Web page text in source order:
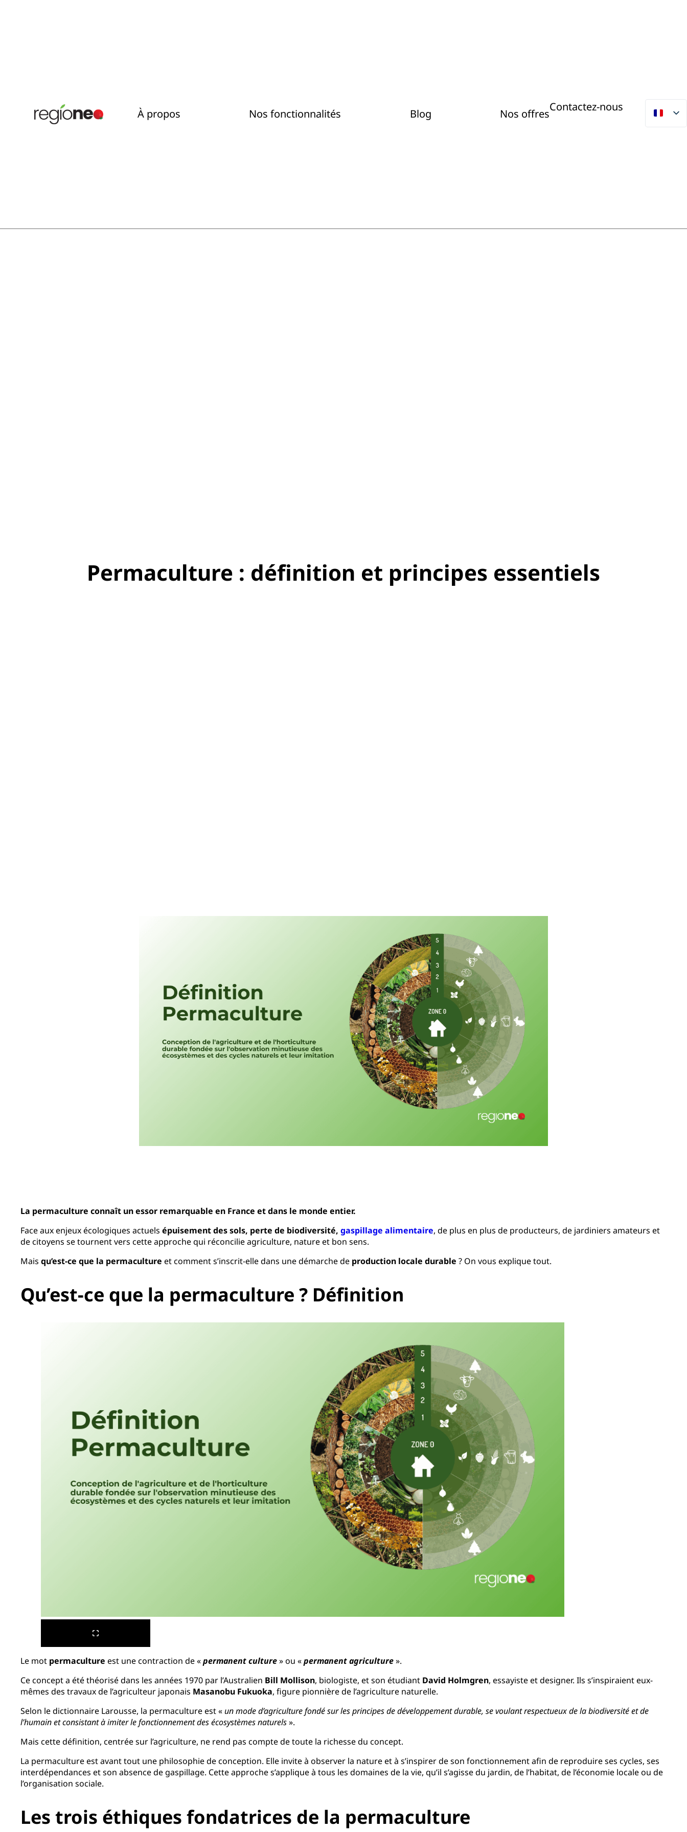
À propos Nos fonctionnalités Blog Nos offres
Contactez-nous
Permaculture : définition et principes essentiels
La permaculture connaît un essor remarquable en France et dans le monde entier.
Face aux enjeux écologiques actuels épuisement des sols, perte de biodiversité, gaspillage alimentaire, de plus en plus de producteurs, de jardiniers amateurs et
de citoyens se tournent vers cette approche qui réconcilie agriculture, nature et bon sens.
Mais qu’est-ce que la permaculture et comment s’inscrit-elle dans une démarche de production locale durable ? On vous explique tout.
Qu’est-ce que la permaculture ? Définition
Le mot permaculture est une contraction de «permanent culture» ou «permanent agriculture».
Ce concept a été théorisé dans les années 1970 par l’Australien Bill Mollison, biologiste, et son étudiant David Holmgren, essayiste et designer. Ils s’inspiraient eux-
mêmes des travaux de l’agriculteur japonais Masanobu Fukuoka, figure pionnière de l’agriculture naturelle.
Selon le dictionnaire Larousse, la permaculture est « un mode d’agriculture fondé sur les principes de développement durable, se voulant respectueux de la biodiversité et de
l’humain et consistant à imiter le fonctionnement des écosystèmes naturels».
Mais cette définition, centrée sur l’agriculture, ne rend pas compte de toute la richesse du concept.
La permaculture est avant tout une philosophie de conception. Elle invite à observer la nature et à s’inspirer de son fonctionnement afin de reproduire ses cycles, ses
interdépendances et son absence de gaspillage. Cette approche s’applique à tous les domaines de la vie, qu’il s’agisse du jardin, de l’habitat, de l’économie locale ou de
l’organisation sociale.
Les trois éthiques fondatrices de la permaculture